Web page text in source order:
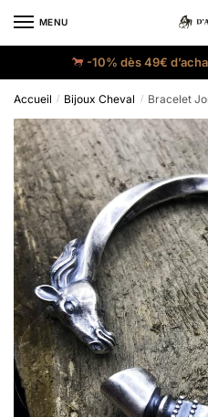
MENU
-10% dès 49€
Accueil / Bijoux Cheval / Bracelet